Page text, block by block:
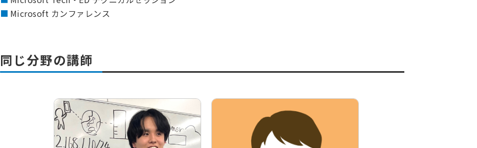
Microsoft カンファレンス
同じ分野の講師